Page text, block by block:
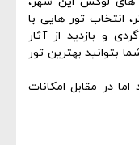
6 روز یا بیشتر، انتخاب تور هایی با
و بازدید از آثار
بتوانید بهترین تور
در مقابل امکانات